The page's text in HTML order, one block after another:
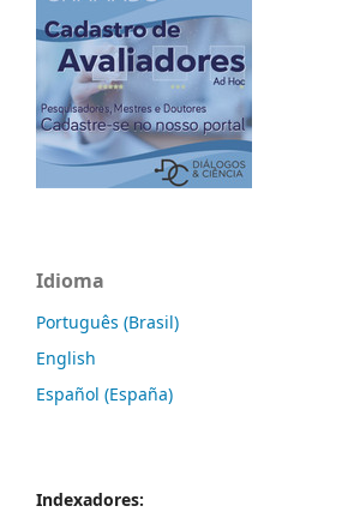
Idioma
Português (Brasil)
English
Español (España)
Indexadores: